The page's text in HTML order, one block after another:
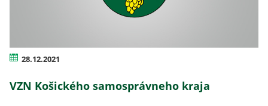
28.12.2021
VZN Košického samosprávneho kraja